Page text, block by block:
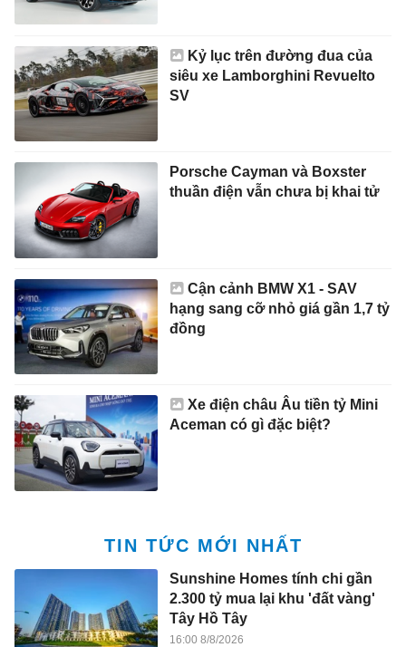
Kỷ lục trên đường đua của
siêu xe Lamborghini Revuelto
SV
Porsche Cayman và Boxster
thuần điện vẫn chưa bị khai tử
Cận cảnh BMW X1 - SAV
hạng sang cỡ nhỏ giá gần 1,7 tỷ
đồng
Xe điện châu Âu tiền tỷ Mini
Aceman có gì đặc biệt?
TIN TỨC MỚI NHẤT
Sunshine Homes tính chi gần
2.300 tỷ mua lại khu 'đất vàng'
Tây Hồ Tây
16:00 8/8/2026